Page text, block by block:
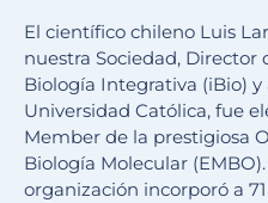
El científico chileno Luis
nuestra Sociedad,
Biología Integrativa (iBio)
Universidad Católica, fue
Member de la prestigiosa
Biología Molecular
organización incorporó a